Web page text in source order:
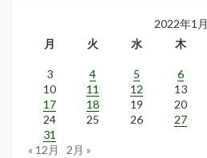
2022年1月
月
火 水 木
3
4 5 6
10
11 12 13
17
18 19 20
24
25 26 27
31
« 12月
2月 »